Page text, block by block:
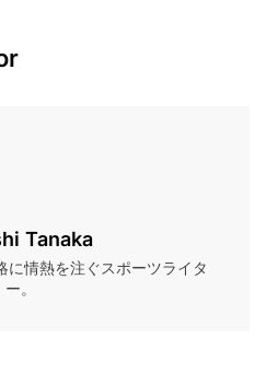
Tanaka
情熱を注ぐスポーツライタ
ー。